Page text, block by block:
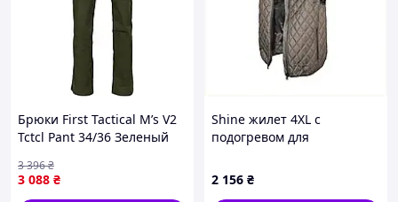
Брюки First Tactical M’s V2
Tctcl Pant 34/36 Зеленый
3 088 ₴
3 396₴
Shine жилет 4XL с
подогревом для
7A6T2M2205
2 156 ₴